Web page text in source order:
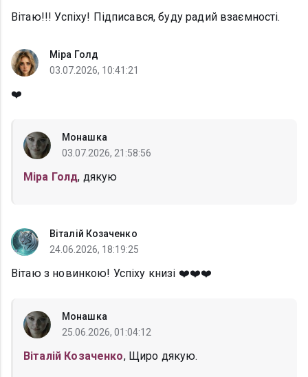
Вітаю!!! Успіху! Підписався, буду радий взаємності.
Міра Голд
03.07.2026, 10:41:21
❤️
Монашка
03.07.2026, 21:58:56
Міра Голд, дякую
Віталій Козаченко
24.06.2026, 18:19:25
Вітаю з новинкою! Успіху книзі ❤️❤️❤️
Монашка
25.06.2026, 01:04:12
Віталій Козаченко, Щиро дякую.